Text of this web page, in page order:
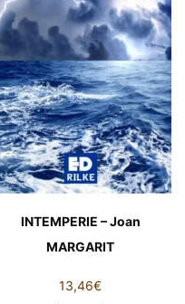
INTEMPERIE – Joan
MARGARIT
13,46€